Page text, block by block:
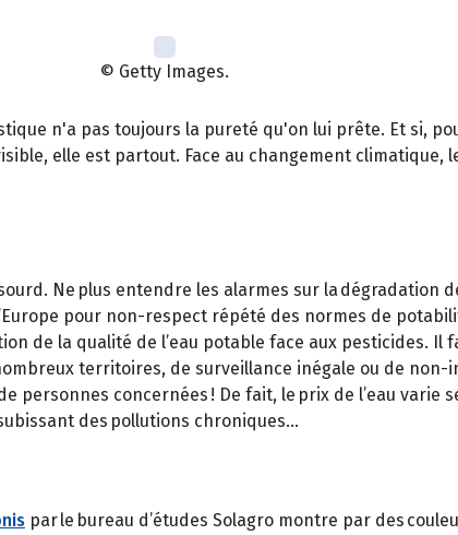
© Getty Images.
n'a pas toujours la pureté qu'on lui prête. Et si,
elle est partout. Face au changement
Ne plus entendre les alarmes sur la dégradation
pour non-respect répété des normes de
de la qualité de l’eau potable face aux pesticides. Il
territoires, de surveillance inégale ou de
personnes concernées ! De fait, le prix de l’eau varie
des pollutions chroniques…
par le bureau d’études Solagro montre par des